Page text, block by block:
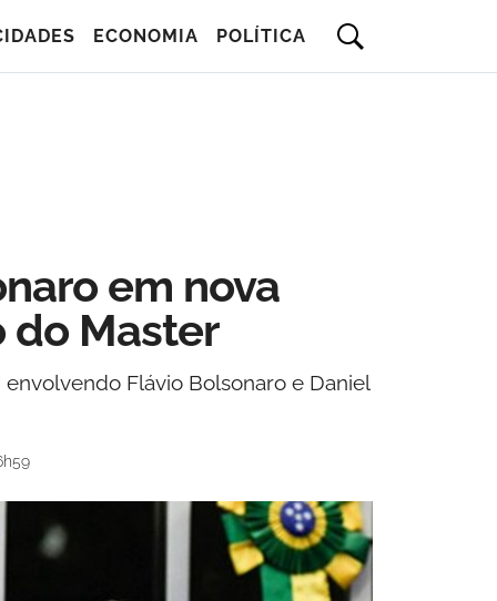
ECONOMIA POLÍTICA
em nova
do Master
Flávio Bolsonaro e Daniel